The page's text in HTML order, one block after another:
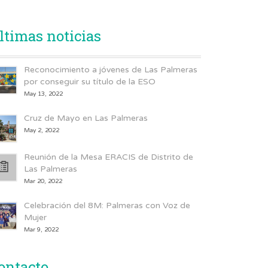
noticias
Reconocimiento a jóvenes de Las Palmeras
por conseguir su título de la ESO
May 13, 2022
Cruz de Mayo en Las Palmeras
May 2, 2022
Reunión de la Mesa ERACIS de Distrito de
Las Palmeras
Mar 20, 2022
Celebración del 8M: Palmeras con Voz de
Mujer
Mar 9, 2022